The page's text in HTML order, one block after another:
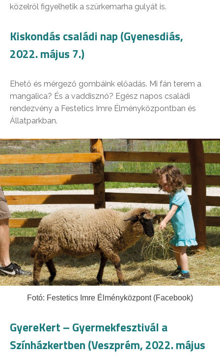
közelről figyelhetik a szürkemarha gulyát is.
Kiskondás családi nap (Gyenesdiás,
2022. május 7.)
Ehető és mérgező gombáink előadás. Mi fán terem a
mangalica? És a vaddisznó? Egész napos családi
rendezvény a Festetics Imre Élményközpontban és
Állatparkban.
Fotó: Festetics Imre Élményközpont (Facebook)
GyereKert – Gyermekfesztivál a
Színházkertben (Veszprém, 2022. május